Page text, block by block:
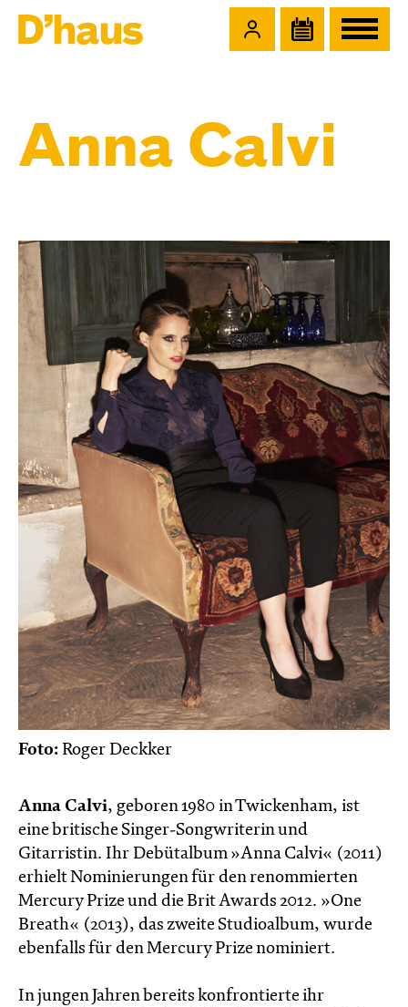
Anna Calvi
Foto: Roger Deckker
Anna Calvi, geboren 1980 in Twickenham, ist
eine britische Singer-Songwriterin und
Gitarristin. Ihr Debütalbum »Anna Calvi« (2011)
erhielt Nominierungen für den renommierten
Mercury Prize und die Brit Awards 2012. »One
Breath« (2013), das zweite Studioalbum, wurde
ebenfalls für den Mercury Prize nominiert.
In jungen Jahren bereits konfrontierte ihr